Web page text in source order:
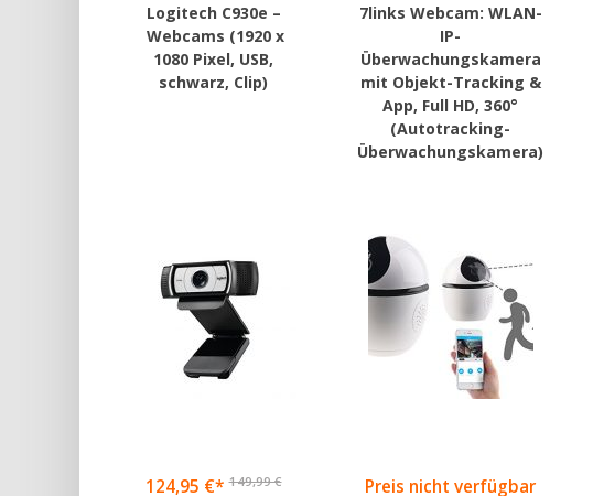
Logitech C930e –
Webcams (1920 x
1080 Pixel, USB,
schwarz, Clip)
124,95 €* 149,99 €
7links Webcam: WLAN-
IP-
Überwachungskamera
mit Objekt-Tracking &
App, Full HD, 360°
(Autotracking-
Überwachungskamera)
Preis nicht verfügbar